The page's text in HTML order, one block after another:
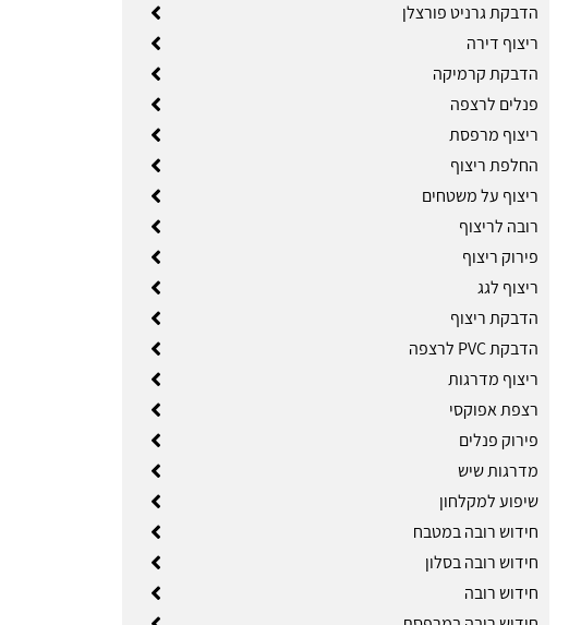
הדבקת גרניט פורצלן
ריצוף דירה
הדבקת קרמיקה
פנלים לרצפה
ריצוף מרפסת
החלפת ריצוף
ריצוף על משטחים
רובה לריצוף
פירוק ריצוף
ריצוף לגג
הדבקת ריצוף
הדבקת PVC לרצפה
ריצוף מדרגות
רצפת אפוקסי
פירוק פנלים
מדרגות שיש
שיפוע למקלחון
חידוש רובה במטבח
חידוש רובה בסלון
חידוש רובה